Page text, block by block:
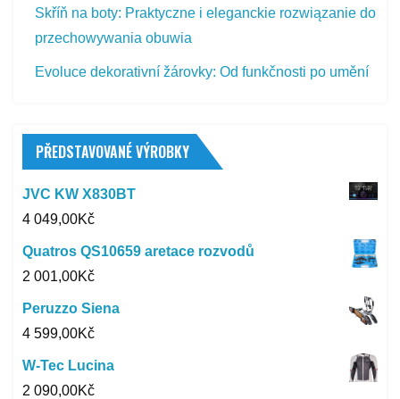
Skříň na boty: Praktyczne i eleganckie rozwiązanie do
przechowywania obuwia
Evoluce dekorativní žárovky: Od funkčnosti po umění
PŘEDSTAVOVANÉ VÝROBKY
JVC KW X830BT
4 049,00Kč
Quatros QS10659 aretace rozvodů
2 001,00Kč
Peruzzo Siena
4 599,00Kč
W-Tec Lucina
2 090,00Kč